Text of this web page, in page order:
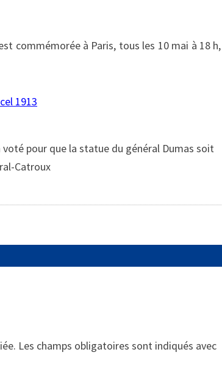
commémorée à Paris, tous les 10 mai à 18 h,
voté pour que la statue du général Dumas soit
Catroux
Les champs obligatoires sont indiqués avec